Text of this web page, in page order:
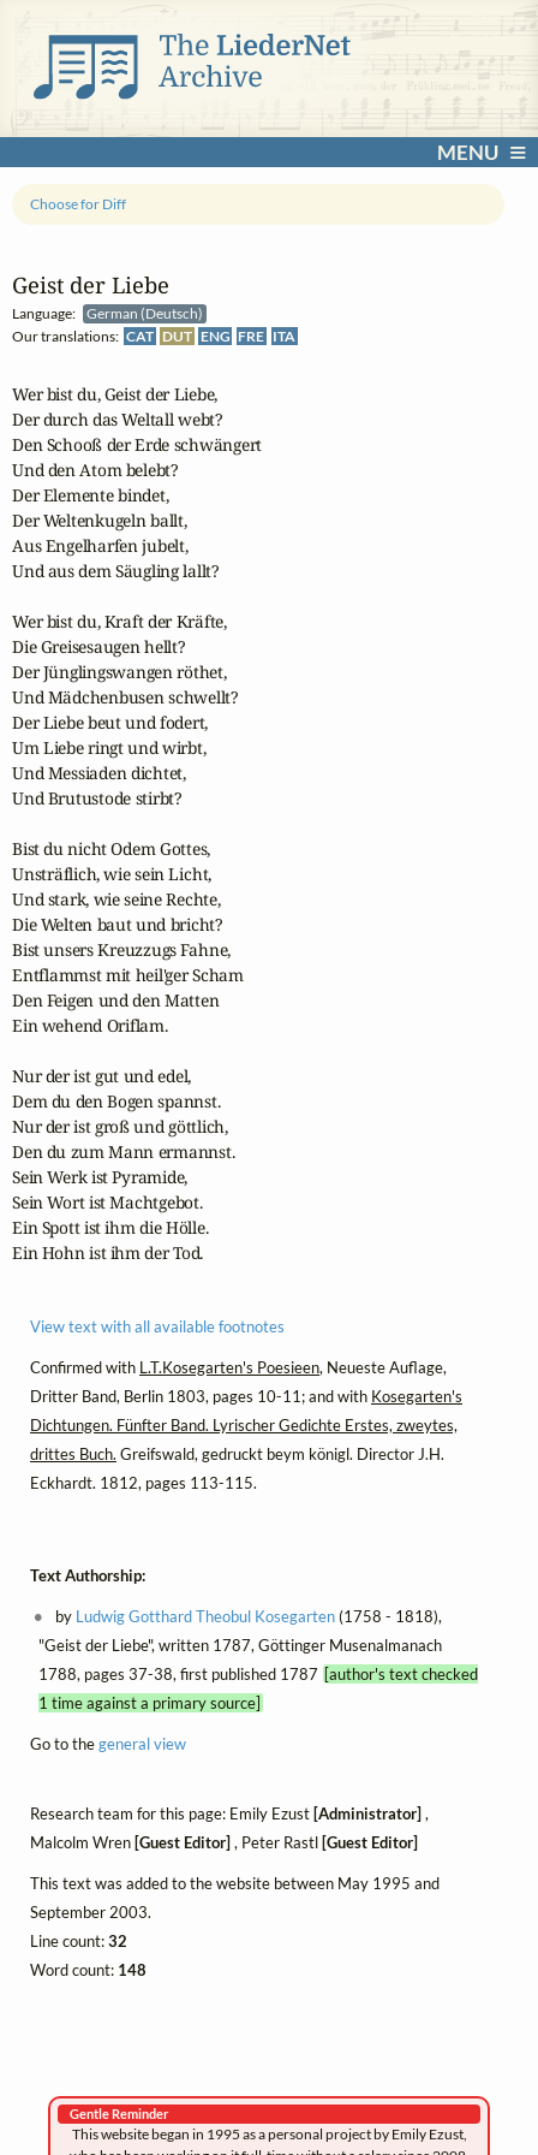
MENU
Geist der Liebe
Language:
German (Deutsch)
Our translations: CAT DUT ENG FRE ITA
Choose for Diff
Wer bist du, Geist der Liebe,
Der durch das Weltall webt?
Den Schooß der Erde schwängert
Und den Atom belebt?
Der Elemente bindet,
Der Weltenkugeln ballt,
Aus Engelharfen jubelt,
Und aus dem Säugling lallt?
Wer bist du, Kraft der Kräfte,
Die Greisesaugen hellt?
Der Jünglingswangen röthet,
Und Mädchenbusen schwellt?
Der Liebe beut und fodert,
Um Liebe ringt und wirbt,
Und Messiaden dichtet,
Und Brutustode stirbt?
Bist du nicht Odem Gottes,
Unsträflich, wie sein Licht,
Und stark, wie seine Rechte,
Die Welten baut und bricht?
Bist unsers Kreuzzugs Fahne,
Entflammst mit heil'ger Scham
Den Feigen und den Matten
Ein wehend Oriflam.
Nur der ist gut und edel,
Dem du den Bogen spannst.
Nur der ist groß und göttlich,
Den du zum Mann ermannst.
Sein Werk ist Pyramide,
Sein Wort ist Machtgebot.
Ein Spott ist ihm die Hölle.
Ein Hohn ist ihm der Tod.
View text with all available footnotes
Confirmed with L.T.Kosegarten's Poesieen, Neueste Auflage,
Dritter Band, Berlin 1803, pages 10-11; and with Kosegarten's
Dichtungen. Fünfter Band. Lyrischer Gedichte Erstes, zweytes,
drittes Buch. Greifswald, gedruckt beym königl. Director J.H.
Eckhardt. 1812, pages 113-115.
Text Authorship:
by Ludwig Gotthard Theobul Kosegarten(1758 - 1818),
"Geist der Liebe", written 1787, Göttinger Musenalmanach
1788, pages 37-38, first published 1787 [author's text checked
1 time against a primary source]
Go to thegeneral view
Research team for this page: Emily Ezust [Administrator] ,
Malcolm Wren [Guest Editor] , Peter Rastl [Guest Editor]
This text was added to the website between May 1995 and
September 2003.
Line count:32
Word count: 148
Gentle Reminder
This website began in 1995 as a personal project by Emily Ezust,